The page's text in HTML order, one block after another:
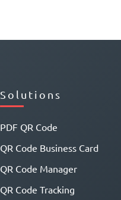
Solutions
PDF QR Code
QR Code Business Card
QR Code Manager
QR Code Tracking